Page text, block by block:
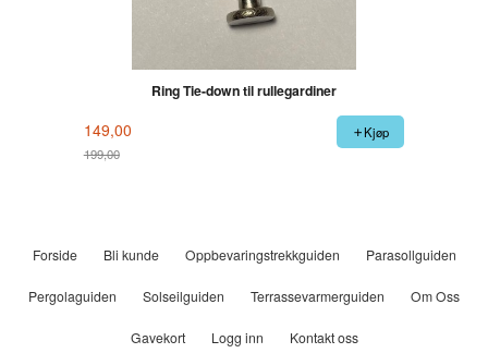
Ring Tie-down til rullegardiner
149,00
199,00
Kjøp
Forside Bli kunde Oppbevaringstrekkguiden Parasollguiden
Pergolaguiden Solseilguiden Terrassevarmerguiden Om Oss
Gavekort Logg inn Kontakt oss